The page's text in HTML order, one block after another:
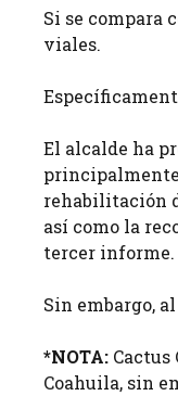
Si se compara
viales.
El alcalde ha
principalmente
rehabilitación
así como la
tercer informe.
Sin embargo,
*NOTA:
Coahuila, sin